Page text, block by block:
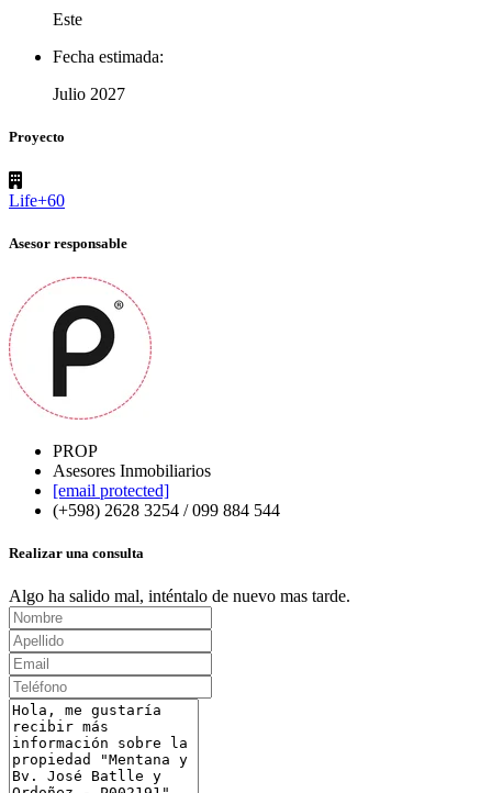
Este
Fecha estimada:
Julio 2027
Proyecto
Life+60
Asesor responsable
PROP
Asesores Inmobiliarios
[email protected]
(+598) 2628 3254 / 099 884 544
Realizar una consulta
Algo ha salido mal, inténtalo de nuevo mas tarde.